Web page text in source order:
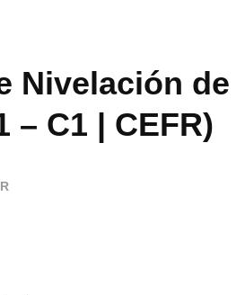
Nivelación de
– C1 | CEFR)